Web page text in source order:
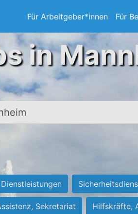
Für Arbeitgeber*innen Für
in
Sekretariat Hilfskräfte,